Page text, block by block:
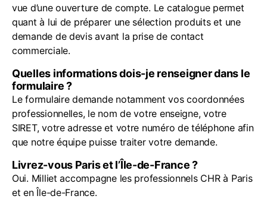
vue d’une ouverture de compte. Le catalogue permet
quant à lui de préparer une sélection produits et une
demande de devis avant la prise de contact
commerciale.
Quelles informations dois-je renseigner dans le
formulaire ?
Le formulaire demande notamment vos coordonnées
professionnelles, le nom de votre enseigne, votre
SIRET, votre adresse et votre numéro de téléphone afin
que notre équipe puisse traiter votre demande.
Livrez-vous Paris et l’Île-de-France ?
Oui. Milliet accompagne les professionnels CHR à Paris
et en Île-de-France.